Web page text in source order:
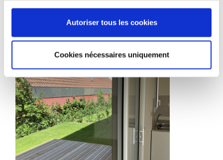
Autoriser tous les cookies
Cookies nécessaires uniquement